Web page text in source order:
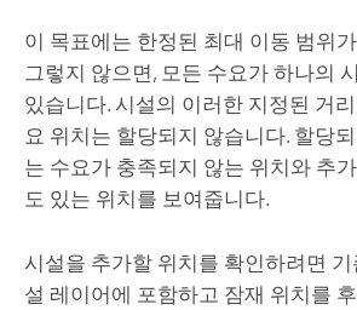
이 목표에는 한정된 최대 이동 범위
그렇지 않으면, 모든 수요가 하나의
있습니다. 시설의 이러한 지정된 거
요 위치는 할당되지 않습니다. 할당
는 수요가 충족되지 않는 위치와 추
도 있는 위치를 보여줍니다.
시설을 추가할 위치를 확인하려면
설 레이어에 포함하고 잠재 위치를